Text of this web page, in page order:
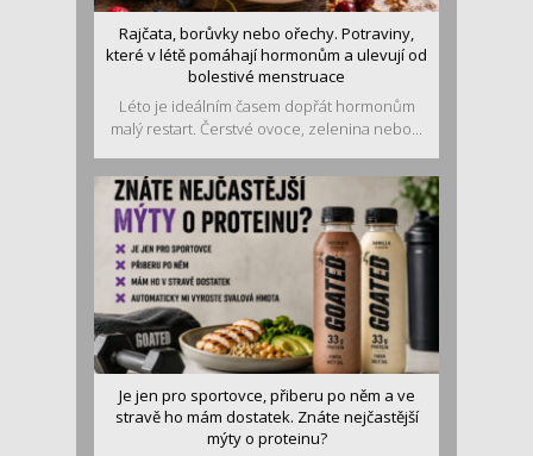
Rajčata, borůvky nebo ořechy. Potraviny,
které v létě pomáhají hormonům a ulevují od
bolestivé menstruace
Léto je ideálním časem dopřát hormonům
malý restart. Čerstvé ovoce, zelenina nebo...
Je jen pro sportovce, přiberu po něm a ve
stravě ho mám dostatek. Znáte nejčastější
mýty o proteinu?